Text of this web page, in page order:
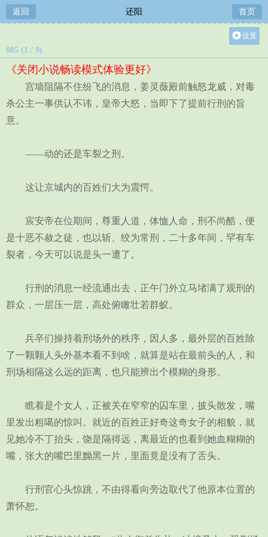
返回 还阳 首页
设置
中
小
005 (1 / 9)
《关闭小说畅读模式体验更好》
宫墙阻隔不住纷飞的消息，姜灵薇殿前触怒龙威，对毒
杀公主一事供认不讳，皇帝大怒，当即下了提前行刑的旨
意。
——动的还是车裂之刑。
这让京城内的百姓们大为震愕。
宸安帝在位期间，尊重人道，体恤人命，刑不尚酷，便
是十恶不赦之徒，也以斩、绞为常刑，二十多年间，罕有车
裂者，今天可以说是头一遭了。
行刑的消息一经流通出去，正午门外立马堵满了观刑的
群众，一层压一层，高处俯瞰壮若群蚁。
兵卒们操持着刑场外的秩序，因人多，最外层的百姓除
了一颗颗人头外基本看不到啥，就算是站在最前头的人，和
刑场相隔这么远的距离，也只能辨出个模糊的身形。
瞧着是个女人，正被关在窄窄的囚车里，披头散发，嘴
里发出粗噶的惊叫。就近的百姓正好奇这奇女子的相貌，就
见她冷不丁抬头，饶是隔得远，离最近的也看到她血糊糊的
嘴，张大的嘴巴里黝黑一片，里面竟是没有了舌头。
行刑官心头惊跳，不由得看向旁边取代了他原本位置的
萧怀恕。